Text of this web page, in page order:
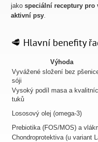
jakospeciální receptury pro
aktivní psy.
🥩 Hlavní benefity
Výhoda
Vyvážené složení bez
sóji
Vysoký podíl masa a
tuků
Lososový olej (omega-3)
Prebiotika (FOS/MOS) a
Chondroprotektiva (u variant